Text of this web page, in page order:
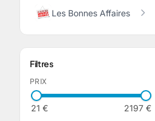
Les Bonnes Affaires
Filtres
PRIX
21 € 2197 €